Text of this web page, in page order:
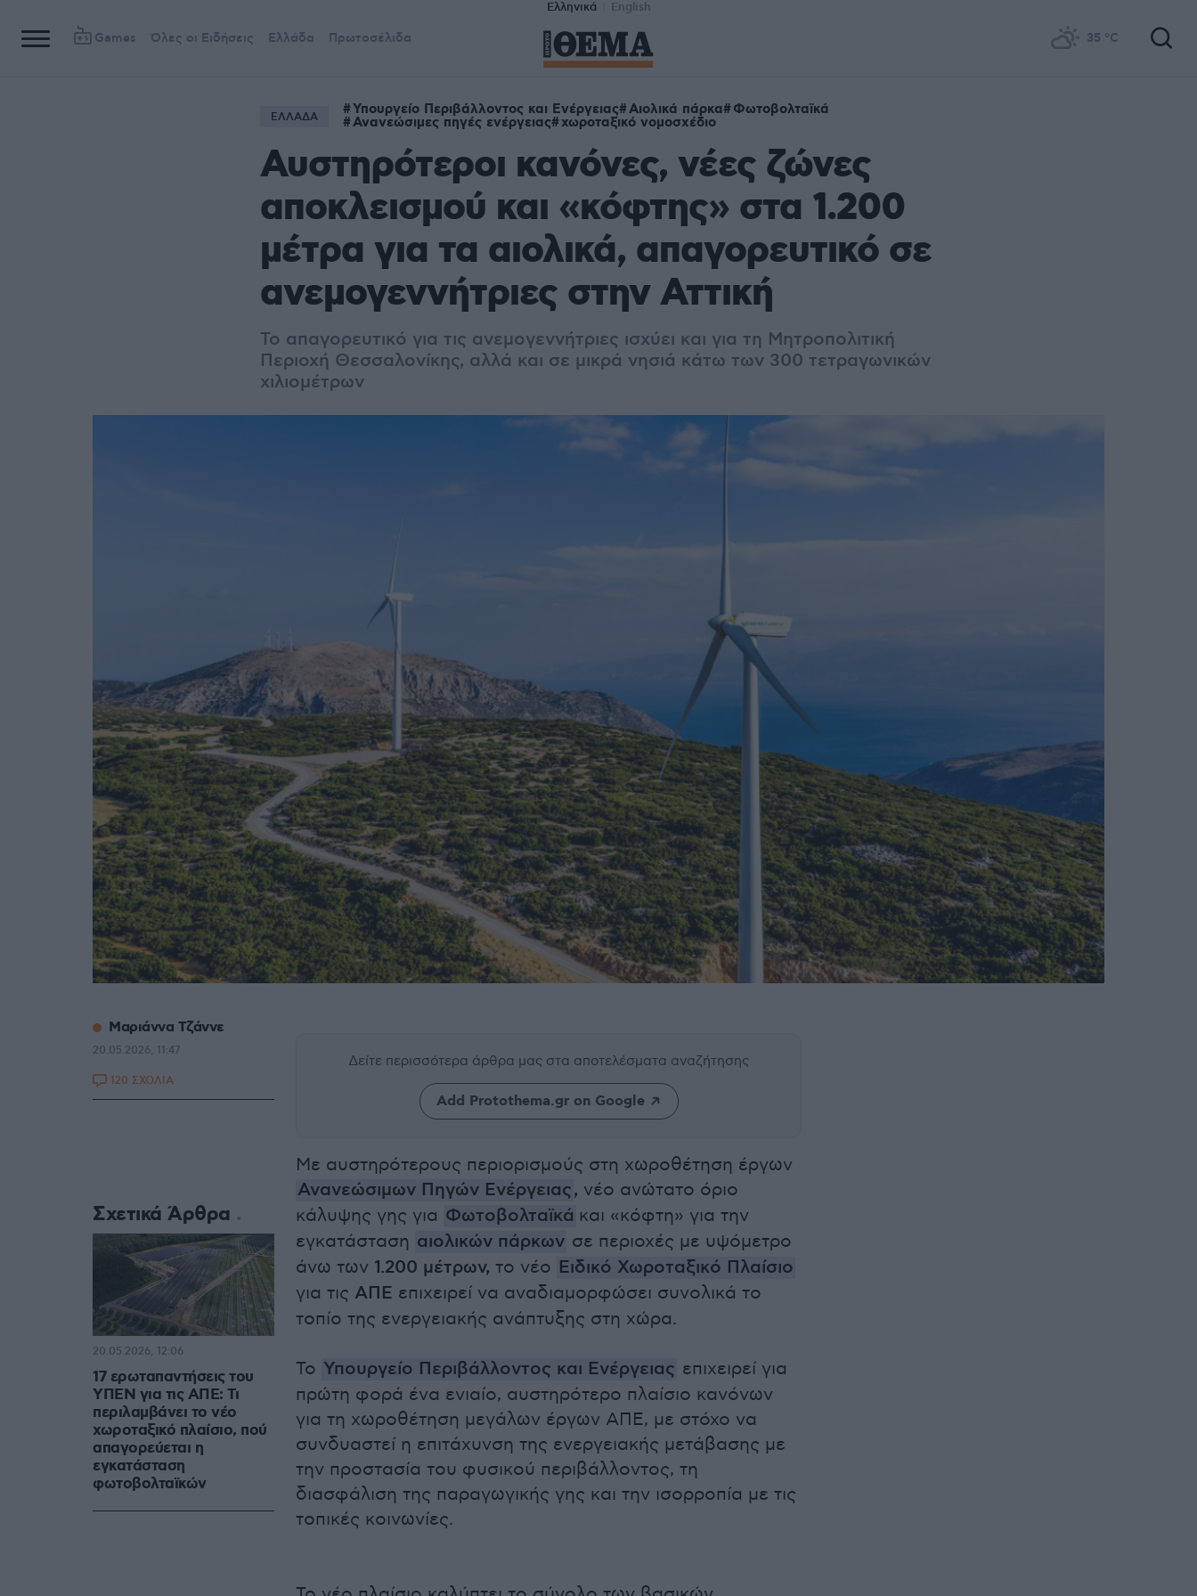
Ελληνικά English
Games Όλες οι Ειδήσεις Ελλάδα Πρωτοσέλιδα 35 °C
ΕΛΛΑΔΑ Υπουργείο Περιβάλλοντος και Ενέργειας Αιολικά πάρκα Φωτοβολταϊκά
Ανανεώσιμες πηγές ενέργειας χωροταξικό νομοσχέδιο
Αυστηρότεροι κανόνες, νέες ζώνες
αποκλεισμού και «κόφτης» στα 1.200
μέτρα για τα αιολικά, απαγορευτικό σε
ανεμογεννήτριες στην Αττική
Το απαγορευτικό για τις ανεμογεννήτριες ισχύει και για τη Μητροπολιτική
Περιοχή Θεσσαλονίκης, αλλά και σε μικρά νησιά κάτω των 300 τετραγωνικών
χιλιομέτρων
Δείτε περισσότερα άρθρα μας στα αποτελέσματα αναζήτησης
Add Protothema.gr on Google
Με αυστηρότερους περιορισμούς στη χωροθέτηση έργων
Ανανεώσιμων Πηγών Ενέργειας, νέο ανώτατο όριο
κάλυψης γης για Φωτοβολταϊκά και «κόφτη» για την
εγκατάσταση αιολικών πάρκων σε περιοχές με υψόμετρο
άνω των 1.200 μέτρων, το νέο Ειδικό Χωροταξικό Πλαίσιο
για τις ΑΠΕ επιχειρεί να αναδιαμορφώσει συνολικά το
τοπίο της ενεργειακής ανάπτυξης στη χώρα.
Το Υπουργείο Περιβάλλοντος και Ενέργειας επιχειρεί για
πρώτη φορά ένα ενιαίο, αυστηρότερο πλαίσιο κανόνων
για τη χωροθέτηση μεγάλων έργων ΑΠΕ, με στόχο να
συνδυαστεί η επιτάχυνση της ενεργειακής μετάβασης με
την προστασία του φυσικού περιβάλλοντος, τη
διασφάλιση της παραγωγικής γης και την ισορροπία με τις
τοπικές κοινωνίες.
Μαριάννα Τζάννε
20.05.2026, 11:47
120 ΣΧΟΛΙΑ
Σχετικά Άρθρα
17 ερωταπαντήσεις του
ΥΠΕΝ για τις ΑΠΕ: Τι
περιλαμβάνει το νέο
χωροταξικό πλαίσιο, πού
απαγορεύεται η
εγκατάσταση
φωτοβολταϊκών
20.05.2026, 12:06